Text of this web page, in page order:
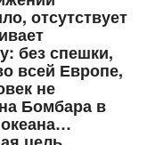
отсутствует
без спешки,
всей Европе,
не
Бомбара в